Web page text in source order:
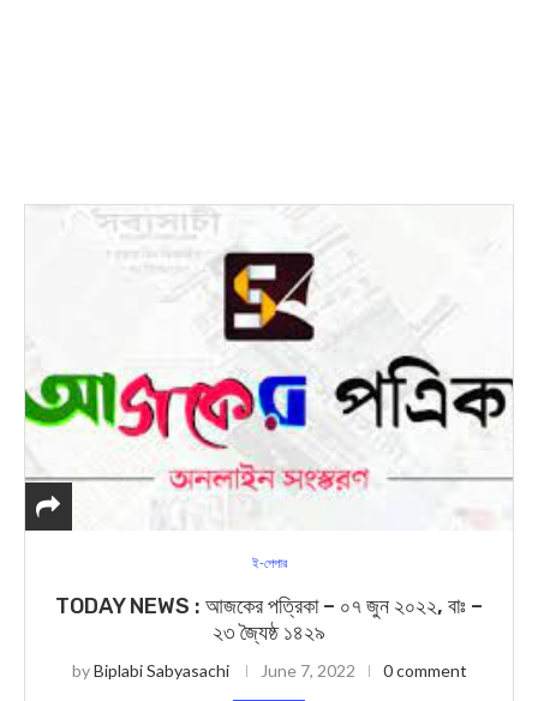
ই-পেপার
TODAY NEWS : আজকের পত্রিকা – ০৭ জুন ২০২২, বাঃ –
২৩ জ্যৈষ্ঠ ১৪২৯
byBiplabi Sabyasachi June 7, 2022 0 comment